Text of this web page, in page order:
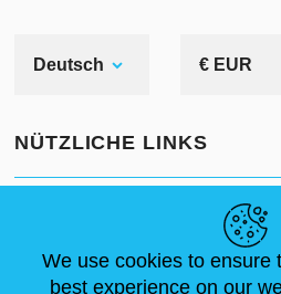
Deutsch € EUR
NÜTZLICHE LINKS
ABOUT US
We use cookies to ensure
best experience on our